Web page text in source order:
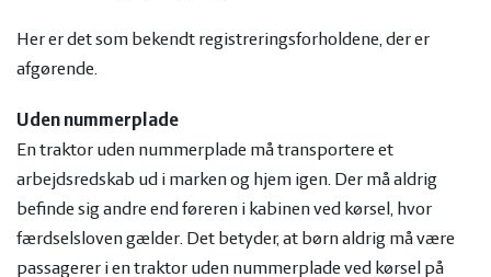
Her er det som bekendt registreringsforholdene, der er
afgørende.
Uden nummerplade
En traktor uden nummerplade må transportere et
arbejdsredskab ud i marken og hjem igen. Der må aldrig
befinde sig andre end føreren i kabinen ved kørsel, hvor
færdselsloven gælder. Det betyder, at børn aldrig må være
passagerer i en traktor uden nummerplade ved kørsel på